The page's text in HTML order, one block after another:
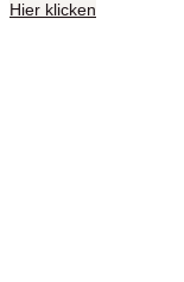
Hier klicken